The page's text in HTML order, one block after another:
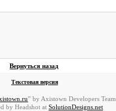
Вернуться назад
Текстовая версия
” by Axistown Developers Team
by Headshot at SolutionDesigns.net